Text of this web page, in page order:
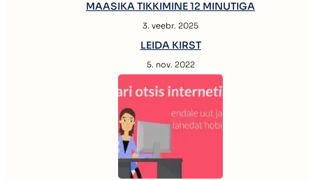
MAASIKA TIKKIMINE 12 MINUTIGA
3. veebr. 2025
LEIDA KIRST
5. nov. 2022